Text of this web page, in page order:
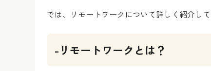
では、リモートワークについて詳しく紹介して
-リモートワークとは？